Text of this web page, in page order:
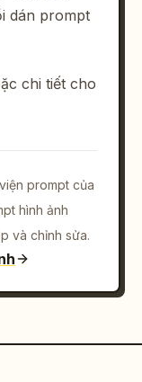
dán prompt
chi tiết cho
prompt của
hình ảnh
và chỉnh sửa.